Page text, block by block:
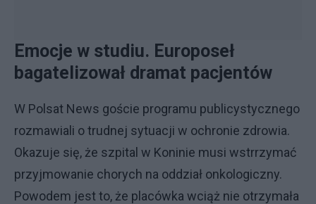
Emocje w studiu. Europoseł
bagatelizował dramat pacjentów
W Polsat News goście programu publicystycznego
rozmawiali o trudnej sytuacji w ochronie zdrowia.
Okazuje się, że szpital w Koninie musi wstrrzymać
przyjmowanie chorych na oddział onkologiczny.
Powodem jest to, że placówka wciąż nie otrzymała